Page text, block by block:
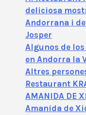
deliciosa
Andorrana i
Josper
Algunos de
en Andorra la
Altres
Restaurant
AMANIDA DE
Amanida de